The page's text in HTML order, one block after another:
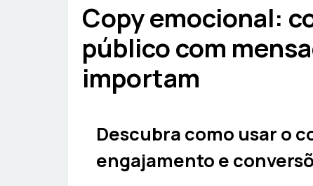
Copy emocional:
público com
importam
Descubra como usar o
engajamento e